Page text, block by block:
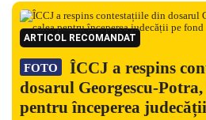
ARTICOL RECOMANDAT
FOTO
ÎCCJ a respins
dosarul Georgescu-Potra,
pentru începerea